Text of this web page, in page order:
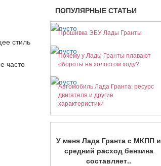
стиль
часто
ПОПУЛЯРНЫЕ СТАТЬИ
Прошивка ЭБУ Лады Гранты
Почему у Лады Гранты плавают
обороты на холостом ходу?
Автомобиль Лада Гранта: ресурс
двигателя и другие
характеристики
У меня Лада Гранта с МКПП и
средний расход бензина
составляет..